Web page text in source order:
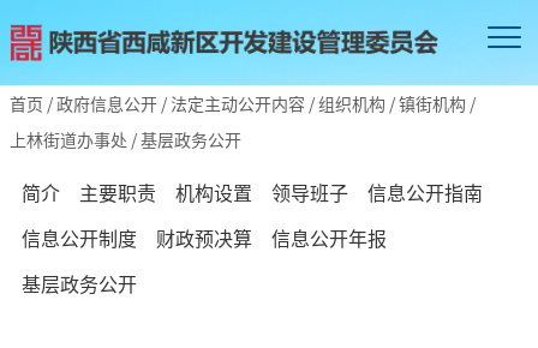
首页 /政府信息公开 / 法定主动公开内容 /组织机构 /镇街机构 /
上林街道办事处 /基层政务公开
简介 主要职责 机构设置 领导班子
信息公开指南
信息公开制度
财政预决算
信息公开年报
基层政务公开